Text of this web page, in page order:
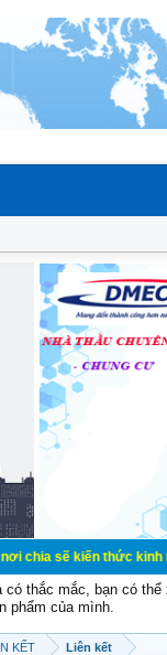
thức kinh nghiệm
có thắc mắc, bạn có
phẩm của mình.
KẾT Liên kết